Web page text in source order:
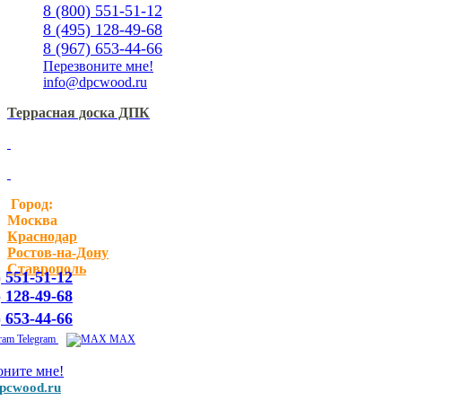
8 (800) 551-51-12
8 (495) 128-49-68
8 (967) 653-44-66
Перезвоните мне!
info@dpcwood.ru
Террасная доска ДПК
Город:
Москва
Краснодар
Ростов-на-Дону
Ставрополь
551-51-12
128-49-68
653-44-66
Telegram MAX
мне!